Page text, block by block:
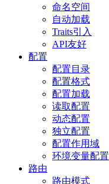
命名空间
自动加载
Traits引入
API友好
配置
配置目录
配置格式
配置加载
读取配置
动态配置
独立配置
配置作用域
环境变量配置
路由
路由模式